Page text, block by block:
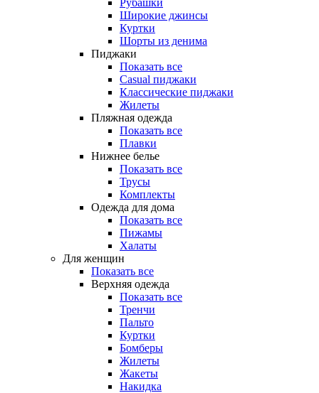
Рубашки
Широкие джинсы
Куртки
Шорты из денима
Пиджаки
Показать все
Casual пиджаки
Классические пиджаки
Жилеты
Пляжная одежда
Показать все
Плавки
Нижнее белье
Показать все
Трусы
Комплекты
Одежда для дома
Показать все
Пижамы
Халаты
Для женщин
Показать все
Верхняя одежда
Показать все
Тренчи
Пальто
Куртки
Бомберы
Жилеты
Жакеты
Накидка